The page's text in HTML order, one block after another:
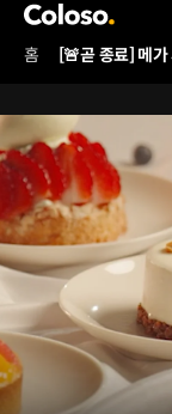
콜로소
Coloso Menu
홈 [🚨곧 종료] 메가